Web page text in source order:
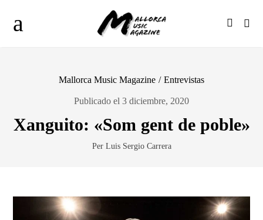
Mallorca Music Magazine / Entrevistas
Publicado el 3 diciembre, 2020
Xanguito: «Som gent de poble»
Per Luis Sergio Carrera